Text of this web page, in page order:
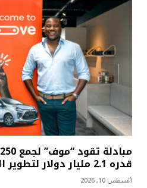
قدره 2.1 مليار دولار لتطوير التنقل الذاتي
أغسطس 10, 2026